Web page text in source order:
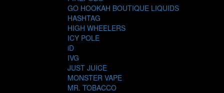
GO HOOKAH BOUTIQUE LIQUIDS
HASHTAG
HIGH WHEELERS
ICY POLE
iD
IVG
JUST JUICE
MONSTER VAPE
MR. TOBACCO